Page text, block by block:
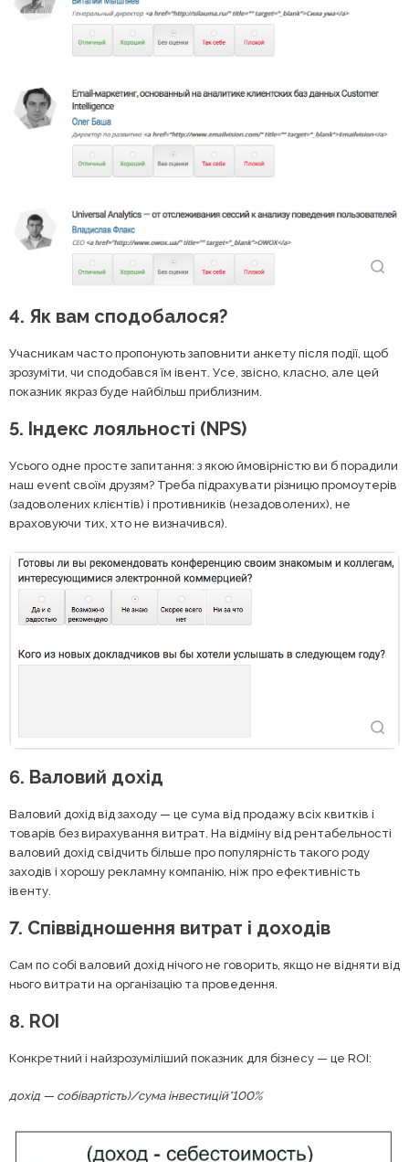
4. Як вам сподобалося?
Учасникам часто пропонують заповнити анкету після події, щоб
зрозуміти, чи сподобався їм івент. Усе, звісно, класно, але цей
показник якраз буде найбільш приблизним.
5. Індекс лояльності (NPS)
Усього одне просте запитання: з якою ймовірністю ви б порадили
наш event своїм друзям? Треба підрахувати різницю промоутерів
(задоволених клієнтів) і противників (незадоволених), не
враховуючи тих, хто не визначився).
6. Валовий дохід
Валовий дохід від заходу — це сума від продажу всіх квитків і
товарів без вирахування витрат. На відміну від рентабельності
валовий дохід свідчить більше про популярність такого роду
заходів і хорошу рекламну компанію, ніж про ефективність
івенту.
7. Співвідношення витрат і доходів
Сам по собі валовий дохід нічого не говорить, якщо не відняти від
нього витрати на організацію та проведення.
8. ROI
Конкретний і найзрозуміліший показник для бізнесу — це ROI:
дохід — собівартість)/сума інвестицій*100%